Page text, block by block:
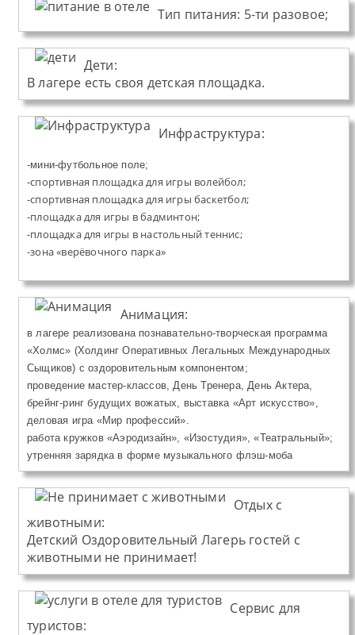
Тип питания: 5-ти разовое;
Дети:
В лагере есть своя детская площадка.
Инфраструктура:
-мини-футбольное поле;
-спортивная площадка для игры волейбол;
-спортивная площадка для игры баскетбол;
-площадка для игры в бадминтон;
-площадка для игры в настольный теннис;
-зона «верёвочного парка»
Анимация:
в лагере реализована познавательно-творческая программа
«Холмс» (Холдинг Оперативных Легальных Международных
Сыщиков) с оздоровительным компонентом;
проведение мастер-классов, День Тренера, День Актера,
брейнг-ринг будущих вожатых, выставка «Арт искусство»,
деловая игра «Мир профессий».
работа кружков «Аэродизайн», «Изостудия», «Театральный»;
утренняя зарядка в форме музыкального флэш-моба
Отдых с
животными:
Детский Оздоровительный Лагерь гостей с
животными не принимает!
Сервис для
туристов: